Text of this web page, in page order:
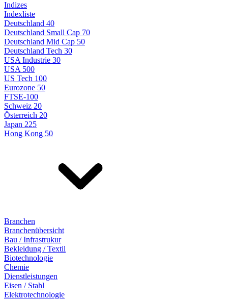
Indizes
Indexliste
Deutschland 40
Deutschland Small Cap 70
Deutschland Mid Cap 50
Deutschland Tech 30
USA Industrie 30
USA 500
US Tech 100
Eurozone 50
FTSE-100
Schweiz 20
Österreich 20
Japan 225
Hong Kong 50
Branchen
Branchenübersicht
Bau / Infrastrukur
Bekleidung / Textil
Biotechnologie
Chemie
Dienstleistungen
Eisen / Stahl
Elektrotechnologie